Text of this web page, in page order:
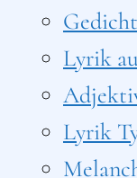
Lyrik
Lyrik